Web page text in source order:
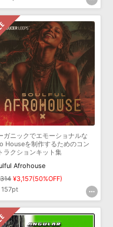
ガニックでエモーショナルな
Houseを制作するためのコン
ラクションキット集
Afrohouse
¥3,157(50%OFF)
157pt